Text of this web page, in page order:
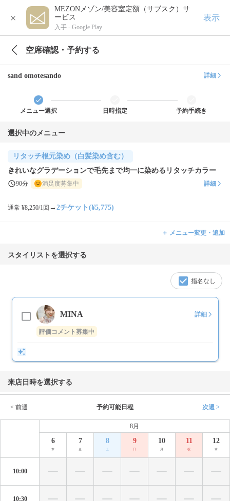
×
MEZONメゾン/美容室定額（サブスク）サ
ービス
入手 - Google Play
表示
空席確認・予約する
sand omotesando 詳細
メニュー選択 日時指定 予約手続き
選択中のメニュー
リタッチ根元染め（白髪染め含む）
きれいなグラデーションで毛先まで均一に染めるリタッチカラー
90分 満足度募集中 詳細
通常 ¥8,250/1回 → 2チケット(¥5,775)
＋ メニュー変更・追加
スタイリストを選択する
指名なし
MINA 詳細
評価コメント募集中
来店日時を選択する
< 前週 予約可能日程 次週 >
8月
6
木
7
金
8
土
9
日
10
月
11
祝
12
水
10:00
10:30